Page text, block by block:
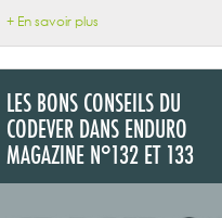
+ En savoir plus
LES BONS CONSEILS DU
CODEVER DANS ENDURO
MAGAZINE N°132 ET 133